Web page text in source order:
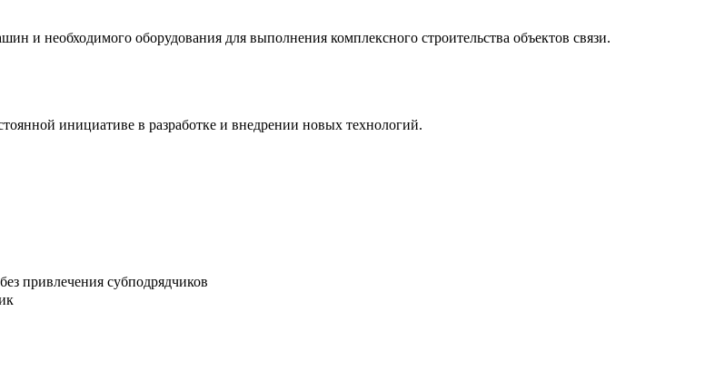
и необходимого оборудования для выполнения комплексного строительства объектов связи.
инициативе в разработке и внедрении новых технологий.
привлечения субподрядчиков